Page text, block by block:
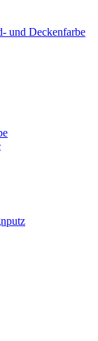
und Deckenfarbe